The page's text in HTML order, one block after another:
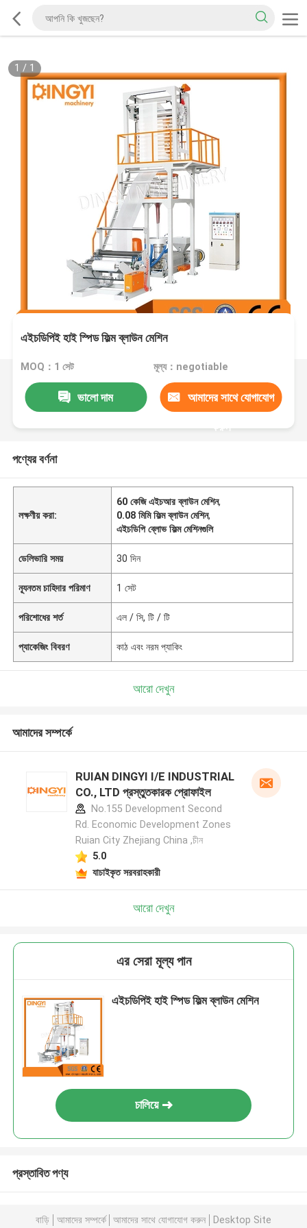
1 / 1
এইচডিপিই হাই স্পিড ফিল্ম ব্লাউন মেশিন
MOQ：1 সেট মূল্য：negotiable
ভালো দাম আমাদের সাথে যোগাযোগ
করুন
পণ্যের বর্ণনা
লক্ষণীয় করা:
60 কেজি এইচআর ব্লাউন মেশিন,
0.08 মিমি ফিল্ম ব্লাউন মেশিন,
এইচডিপি ব্লোভ ফিল্ম মেশিনগুলি
ডেলিভারি সময় 30 দিন
ন্যূনতম চাহিদার পরিমাণ 1 সেট
পরিশোধের শর্ত এল / সি, টি / টি
প্যাকেজিং বিবরণ কাঠ এবং নরম প্যাকিং
আরো দেখুন
আমাদের সম্পর্কে
RUIAN DINGYI I/E INDUSTRIAL
CO., LTD প্রস্তুতকারক প্রোফাইল
No.155 Development Second
Rd. Economic Development Zones
Ruian City Zhejiang China ,চীন
5.0
যাচাইকৃত সরবরাহকারী
আরো দেখুন
এর সেরা মূল্য পান
এইচডিপিই হাই স্পিড ফিল্ম ব্লাউন মেশিন
চালিয়ে
প্রস্তাবিত পণ্য
বাড়ি আমাদের সম্পর্কে আমাদের সাথে যোগাযোগ করুন Desktop Site